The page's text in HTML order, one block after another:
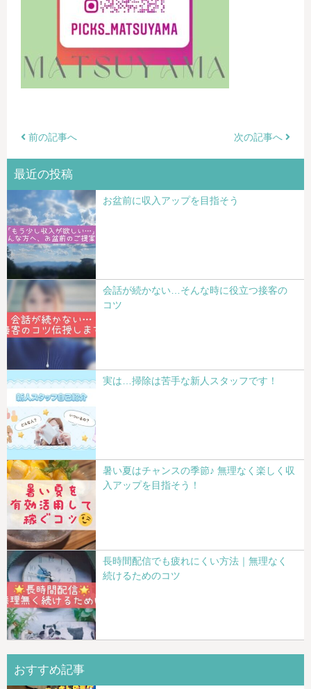
前の記事へ 次の記事へ
最近の投稿
お盆前に収入アップを目指そう
会話が続かない…そんな時に役立つ接客の
コツ
実は…掃除は苦手な新人スタッフです！
暑い夏はチャンスの季節♪ 無理なく楽しく収
入アップを目指そう！
長時間配信でも疲れにくい方法｜無理なく
続けるためのコツ
おすすめ記事